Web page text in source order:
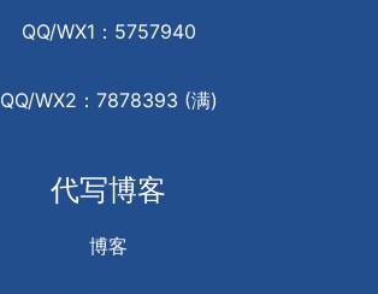
QQ/WX1：5757940
QQ/WX2：7878393 (满)
代写博客
博客